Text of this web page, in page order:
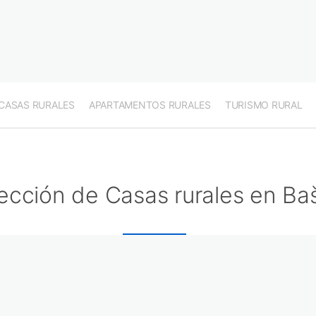
RURALES APARTAMENTOS RURALES TURISMO RURAL
de Casas rurales en